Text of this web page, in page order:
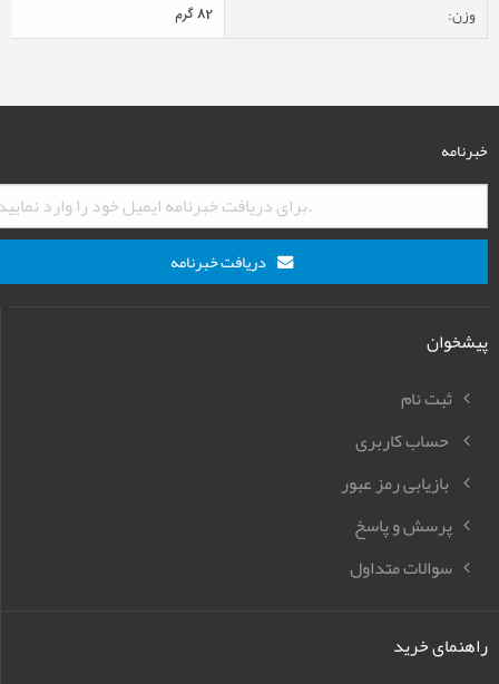
وزن: 82 گرم
خبرنامه
دریافت خبرنامه
پیشخوان
ثبت نام
حساب کاربری
بازیابی رمز عبور
پرسش و پاسخ
سوالات متداول
راهنمای خرید